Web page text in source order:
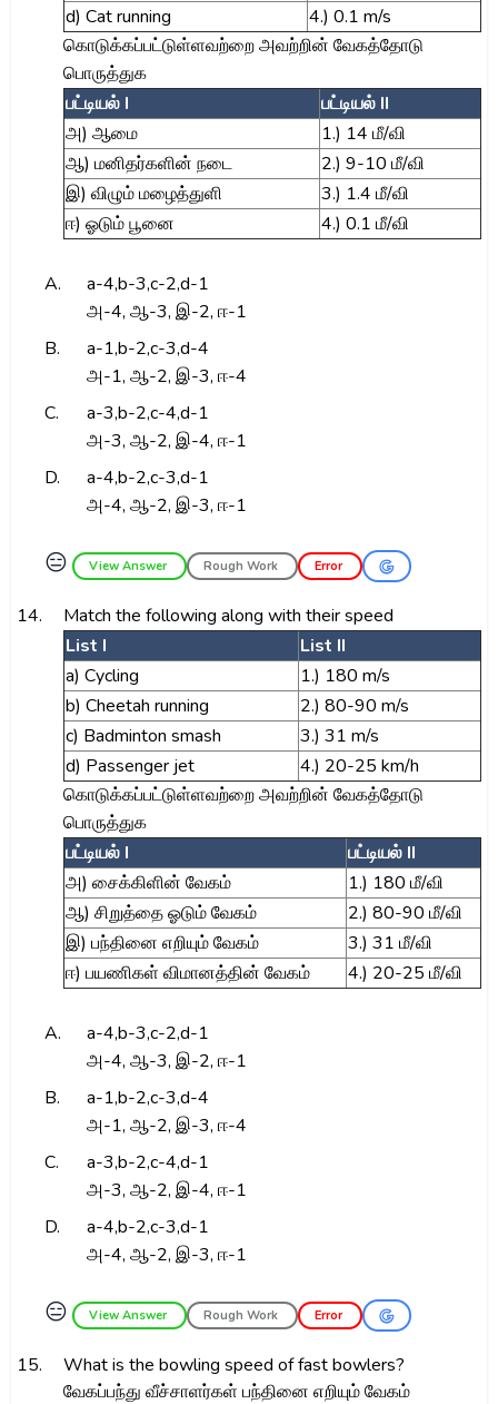
d) Cat running
4.) 0.1 m/s
கொடுக்கப்பட்டுள்ளவற்றை அவற்றின் வேகத்தோடு
பொருத்துக
பட்டியல் I
பட்டியல் II
அ) ஆமை
1.) 14 மீ/வி
ஆ) மனிதர்களின் நடை
2.) 9-10 மீ/வி
இ) விழும் மழைத்துளி
3.) 1.4 மீ/வி
ஈ) ஓடும் பூனை
4.) 0.1 மீ/வி
A.
a-4,b-3,c-2,d-1
அ-4, ஆ-3, இ-2, ஈ-1
B.
a-1,b-2,c-3,d-4
அ-1, ஆ-2, இ-3, ஈ-4
C.
a-3,b-2,c-4,d-1
அ-3, ஆ-2, இ-4, ஈ-1
D.
a-4,b-2,c-3,d-1
அ-4, ஆ-2, இ-3, ஈ-1
😑 View Answer Rough Work Error
14.
Match the following along with their speed
List I
List II
a) Cycling
1.) 180 m/s
b) Cheetah running
2.) 80-90 m/s
c) Badminton smash
3.) 31 m/s
d) Passenger jet
4.) 20-25 km/h
கொடுக்கப்பட்டுள்ளவற்றை அவற்றின் வேகத்தோடு
பொருத்துக
பட்டியல் I
பட்டியல் II
அ) சைக்கிளின் வேகம்
1.) 180 மீ/வி
ஆ) சிறுத்தை ஓடும் வேகம்
2.) 80-90 மீ/வி
இ) பந்தினை எறியும் வேகம்
3.) 31 மீ/வி
ஈ) பயணிகள் விமானத்தின் வேகம்
4.) 20-25 மீ/வி
A.
a-4,b-3,c-2,d-1
அ-4, ஆ-3, இ-2, ஈ-1
B.
a-1,b-2,c-3,d-4
அ-1, ஆ-2, இ-3, ஈ-4
C.
a-3,b-2,c-4,d-1
அ-3, ஆ-2, இ-4, ஈ-1
D.
a-4,b-2,c-3,d-1
அ-4, ஆ-2, இ-3, ஈ-1
😑 View Answer Rough Work Error
15.
What is the bowling speed of fast bowlers?
வேகப்பந்து வீச்சாளர்கள் பந்தினை எறியும் வேகம்